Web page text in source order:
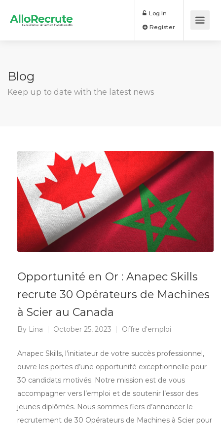
Log In
Blog
Keep up to date with the latest news
Opportunité en Or : Anapec Skills
recrute 30 Opérateurs de Machines
à Scier au Canada
By Lina October 25, 2023 Offre d'emploi
Anapec Skills, l’initiateur de votre succès professionnel,
ouvre les portes d’une opportunité exceptionnelle pour
30 candidats motivés. Notre mission est de vous
accompagner vers l’emploi et de soutenir l’essor des
jeunes diplômés. Nous sommes fiers d’annoncer le
recrutement de 30 Opérateurs de Machines à Scier pour